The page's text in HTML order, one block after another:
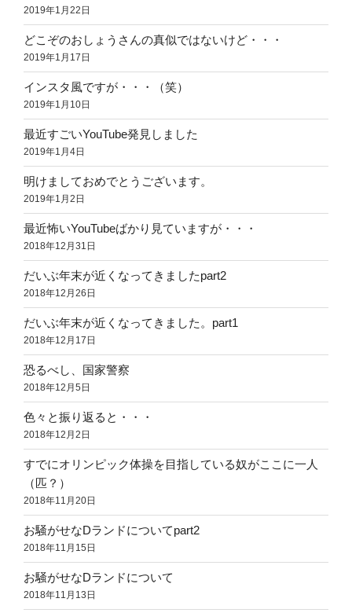
2019年1月22日
どこぞのおしょうさんの真似ではないけど・・・
2019年1月17日
インスタ風ですが・・・（笑）
2019年1月10日
最近すごいYouTube発見しました
2019年1月4日
明けましておめでとうございます。
2019年1月2日
最近怖いYouTubeばかり見ていますが・・・
2018年12月31日
だいぶ年末が近くなってきましたpart2
2018年12月26日
だいぶ年末が近くなってきました。part1
2018年12月17日
恐るべし、国家警察
2018年12月5日
色々と振り返ると・・・
2018年12月2日
すでにオリンピック体操を目指している奴がここに一人
（匹？）
2018年11月20日
お騒がせなDランドについてpart2
2018年11月15日
お騒がせなDランドについて
2018年11月13日